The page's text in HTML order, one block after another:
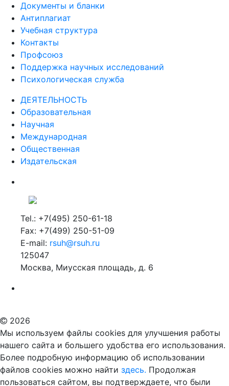
Документы и бланки
Антиплагиат
Учебная структура
Контакты
Профсоюз
Поддержка научных исследований
Психологическая служба
ДЕЯТЕЛЬНОСТЬ
Образовательная
Научная
Международная
Общественная
Издательская
Tel.: +7(495) 250-61-18
Fax: +7(499) 250-51-09
E-mail: rsuh@rsuh.ru
125047
Москва, Миусская площадь, д. 6
2026
Мы используем файлы cookies для улучшения работы
нашего сайта и большего удобства его использования.
Более подробную информацию об использовании
файлов cookies можно найти здесь. Продолжая
пользоваться сайтом, вы подтверждаете, что были